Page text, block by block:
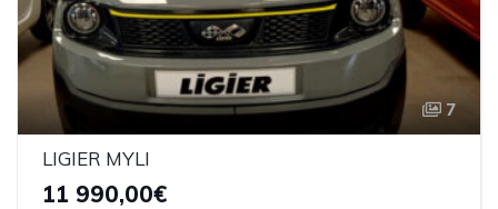
7
LIGIER MYLI
11 990,00€